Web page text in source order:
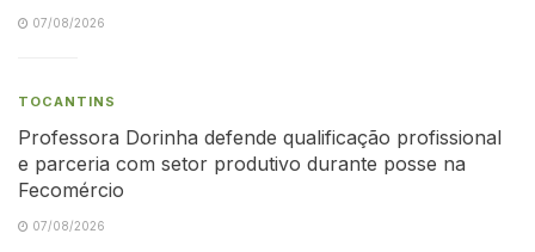
07/08/2026
TOCANTINS
Professora Dorinha defende qualificação profissional
e parceria com setor produtivo durante posse na
Fecomércio
07/08/2026